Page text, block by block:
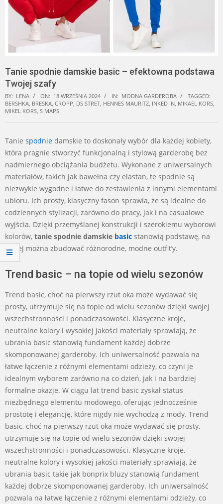
Tanie spodnie damskie basic – efektowna podstawa
Twojej szafy
BY: LENA ON: 18 WRZEŚNIA 2024 IN: MODNA GARDEROBA
TAGGED:
BERSHKA, BRESKA, CROPP, DS STRET, HENNES MAURITZ, INKED IN, MIKAEL KORS,
MIKEL KORS, S MAPS
Tanie spodnie damskie to doskonały wybór dla każdej kobiety,
która pragnie stworzyć funkcjonalną i stylową garderobę bez
nadmiernego obciążania budżetu. Wykonane z uniwersalnych
materiałów, takich jak bawełna czy elastan, te spodnie są
niezwykle wygodne i łatwe do zestawienia z innymi elementami
ubioru. Ich prosty, klasyczny fason sprawia, że są idealne do
codziennych stylizacji, zarówno do pracy, jak i na casualowe
wyjścia. Dzięki przemyślanej konstrukcji i szerokiemu wyborowi
kolorów, tanie spodnie damskie basic stanowią podstawę, na
której można zbudować różnorodne, modne outfit’y.
Trend basic – na topie od wielu sezonów
Trend basic, choć na pierwszy rzut oka może wydawać się
prosty, utrzymuje się na topie od wielu sezonów dzięki swojej
wszechstronności i ponadczasowości. Klasyczne kroje,
neutralne kolory i wysokiej jakości materiały sprawiają, że
ubrania basic stanowią fundament każdej dobrze
skomponowanej garderoby. Ich uniwersalność pozwala na
łatwe łączenie z różnymi elementami odzieży, co czyni je
idealnym wyborem zarówno na co dzień, jak i na bardziej
formalne okazje. W ciągu lat trend basic zyskał status
niezbędnego elementu modowego, oferując jednocześnie
prostotę i elegancję, które nigdy nie wychodzą z mody. Trend
basic, choć na pierwszy rzut oka może wydawać się prosty,
utrzymuje się na topie od wielu sezonów dzięki swojej
wszechstronności i ponadczasowości. Klasyczne kroje,
neutralne kolory i wysokiej jakości materiały sprawiają, że
ubrania basic takie jak bonprix bluzy stanowią fundament
każdej dobrze skomponowanej garderoby. Ich uniwersalność
pozwala na łatwe łączenie z różnymi elementami odzieży, co